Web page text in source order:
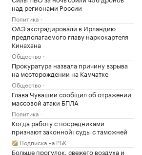
над регионами России
Политика
ОАЭ экстрадировали в Ирландию
предполагаемого главу наркокартеля
Кинахана
Общество
Прокуратура назвала причину взрыва
на месторождении на Камчатке
Общество
Глава Чувашии сообщил об отражении
массовой атаки БПЛА
Политика
Когда работу с посредниками
признают законной: суды с таможней
Подписка на РБК
Больше прогулок, свежего воздуха и